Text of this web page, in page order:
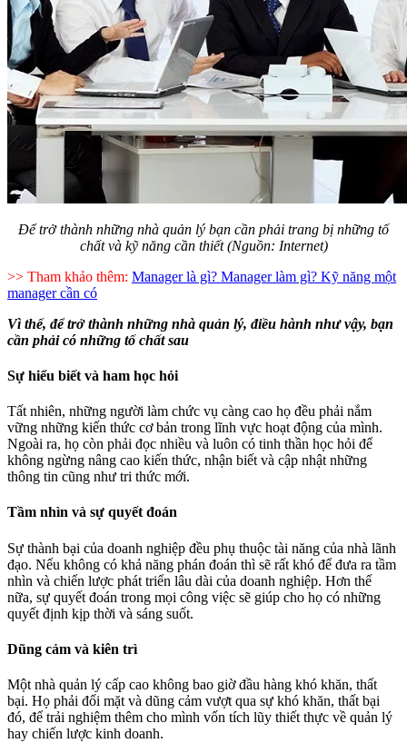
Để trở thành những nhà quản lý bạn cần phải trang bị những tố
chấtvà kỹ năng cần thiết (Nguồn: Internet)
>> Tham khảo thêm: Manager là gì? Manager làm gì? Kỹ năng một
manager cần có
Vì thế, để trở thành những nhà quản lý, điều hành như vậy, bạn
cần phải có những tố chất sau
Sự hiểu biết và ham học hỏi
Tất nhiên, những người làm chức vụ càng cao họ đều phải nắm
vững những kiến thức cơ bản trong lĩnh vực hoạt động của mình.
Ngoài ra, họ còn phải đọc nhiều và luôn có tinh thần học hỏi để
không ngừng nâng cao kiến thức, nhận biết và cập nhật những
thông tin cũng như tri thức mới.
Tầm nhìn và sự quyết đoán
Sự thành bại của doanh nghiệp đều phụ thuộc tài năng của nhà lãnh
đạo. Nếu không có khả năng phán đoán thì sẽ rất khó để đưa ra tầm
nhìn và chiến lược phát triển lâu dài của doanh nghiệp. Hơn thế
nữa, sự quyết đoán trong mọi công việc sẽ giúp cho họ có những
quyết định kịp thời và sáng suốt.
Dũng cảm và kiên trì
Một nhà quản lý cấp cao không bao giờ đầu hàng khó khăn, thất
bại. Họ phải đối mặt và dũng cảm vượt qua sự khó khăn, thất bại
đó, để trải nghiệm thêm cho mình vốn tích lũy thiết thực về quản lý
hay chiến lược kinh doanh.